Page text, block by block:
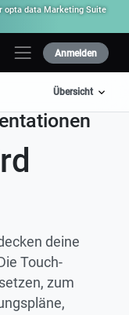
opta data Marketing Suite
Anmelden
Übersicht
deine
Touch-
zum